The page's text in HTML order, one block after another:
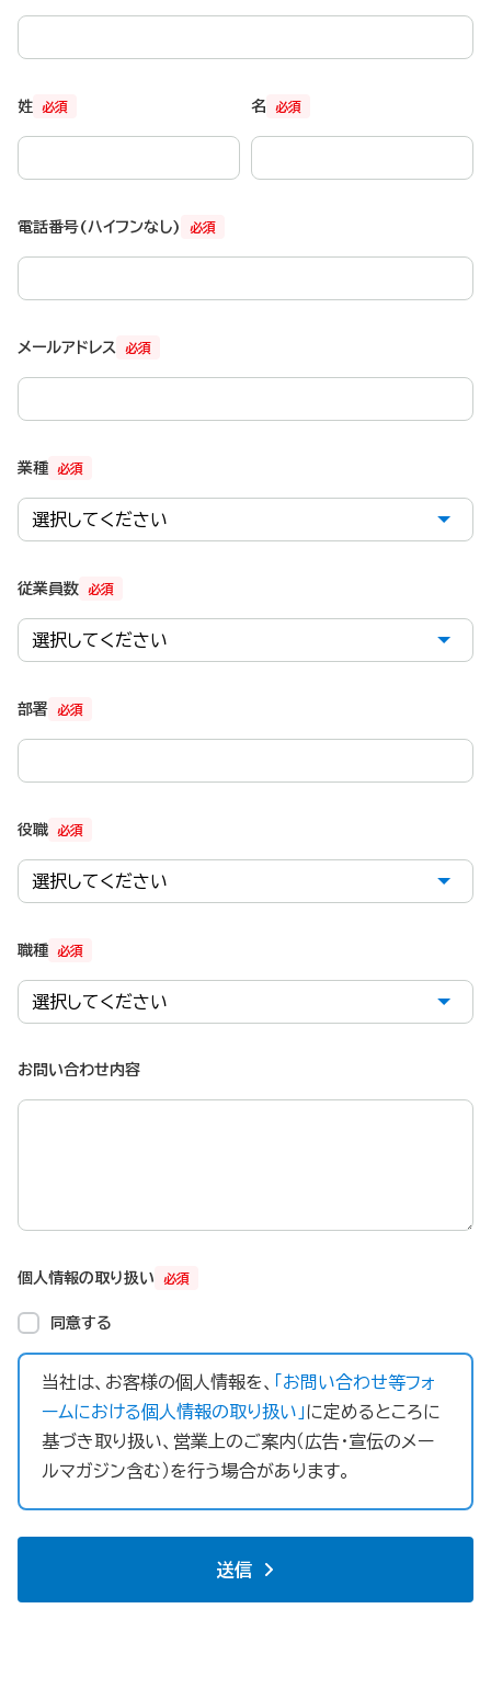
必須
姓 必須
名
必須
電話番号(ハイフンなし)
必須
メールアドレス
必須
業種
必須
従業員数
必須
部署
必須
役職
必須
職種
お問い合わせ内容
必須
個人情報の取り扱い
同意する
当社は、お客様の個人情報を、
「お問い合わせ等フォ
ームにおける個人情報の取り扱い」に定めるところに
基づき取り扱い、営業上のご案内（広告・宣伝のメー
ルマガジン含む）を行う場合があります。
送信